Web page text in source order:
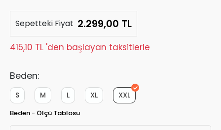
Sepetteki Fiyat 2.299,00 TL
415,10 TL 'den başlayan taksitlerle
Beden:
XXL
XL
L
M
S
Beden - Ölçü Tablosu